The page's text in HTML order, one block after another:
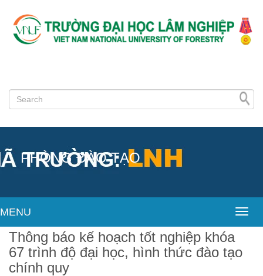
PHÒNG ĐÀO TẠO
MENU
Thông báo kế hoạch tốt nghiệp khóa
67 trình độ đại học, hình thức đào tạo
chính quy